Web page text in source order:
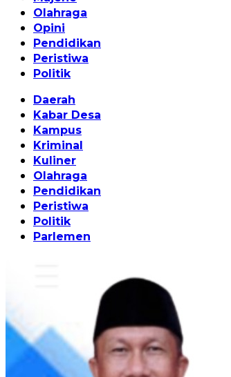
Olahraga
Opini
Pendidikan
Peristiwa
Politik
Daerah
Kabar Desa
Kampus
Kriminal
Kuliner
Olahraga
Pendidikan
Peristiwa
Politik
Parlemen